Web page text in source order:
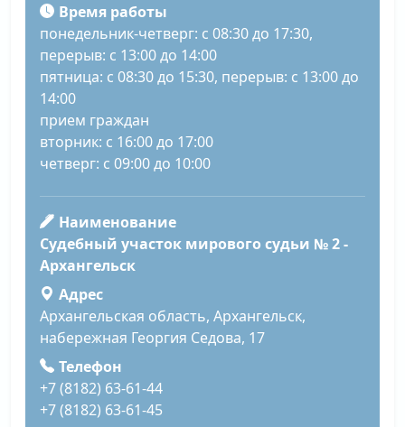
Время работы
понедельник-четверг: с 08:30 до 17:30,
перерыв: с 13:00 до 14:00
пятница: с 08:30 до 15:30, перерыв: с 13:00 до
14:00
прием граждан
вторник: с 16:00 до 17:00
четверг: с 09:00 до 10:00
Наименование
Судебный участок мирового судьи № 2 -
Архангельск
Адрес
Архангельская область, Архангельск,
набережная Георгия Седова, 17
Телефон
+7 (8182) 63-61-44
+7 (8182) 63-61-45